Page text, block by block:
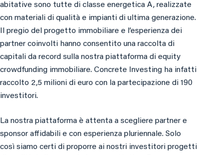
abitative sono tutte di classe energetica A, realizzate
con materiali di qualità e impianti di ultima generazione.
Il pregio del progetto immobiliare e l’esperienza dei
partner coinvolti hanno consentito una raccolta di
capitali da record sulla nostra piattaforma di equity
crowdfunding immobiliare. Concrete Investing ha infatti
raccolto 2,5 milioni di euro con la partecipazione di 190
investitori.
La nostra piattaforma è attenta a scegliere partner e
sponsor affidabili e con esperienza pluriennale. Solo
così siamo certi di proporre ai nostri investitori progetti